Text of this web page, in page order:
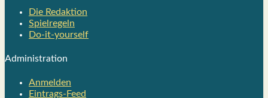
Die Redak­ti­on
Spiel­re­geln
Do-it-your­s­elf
Admi­nis­tra­ti­on
Anmelden
Eintrags-Feed